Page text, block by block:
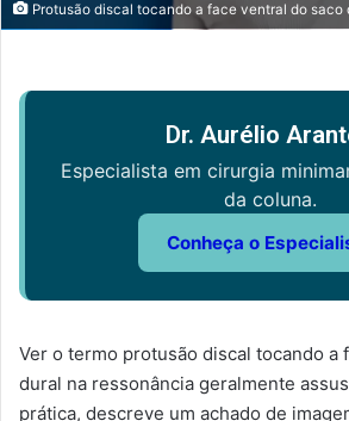
Protusão discal tocando a face ventral do saco
Dr. Aurélio
Especialista em cirurgia
da coluna.
Conheça o
Ver o termo protusão discal tocando a
dural na ressonância geralmente
prática, descreve um achado de